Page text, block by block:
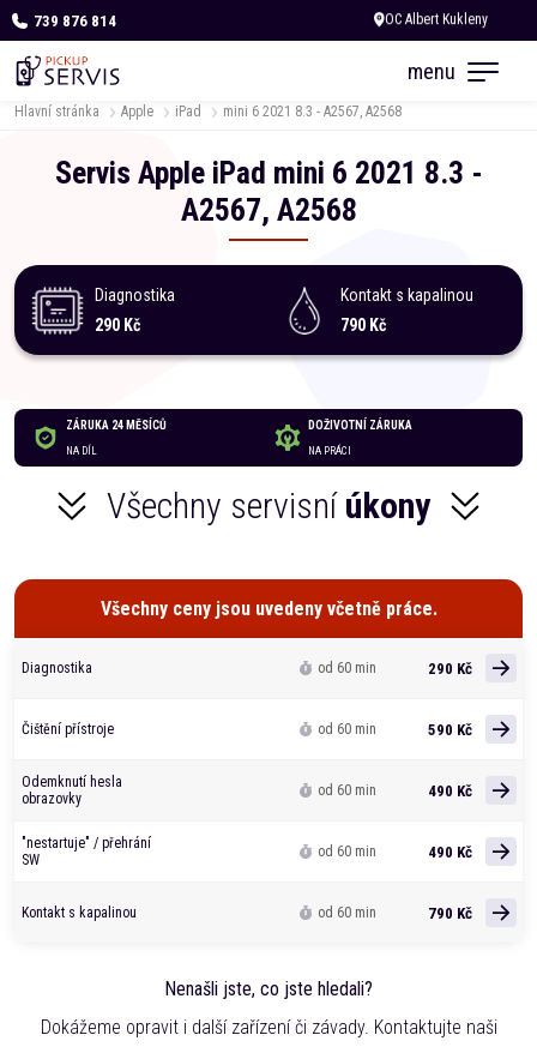
739 876 814
Dnes otevřeno do 18:00
menu
Hlavní stránka Apple iPad mini 6 2021 8.3 - A2567, A2568
Servis Apple iPad mini 6 2021 8.3 -
A2567, A2568
Diagnostika
290 Kč
Kontakt s kapalinou
790 Kč
ZÁRUKA 24 MĚSÍCŮ
NA DÍL
DOŽIVOTNÍ ZÁRUKA
NA PRÁCI
Všechny servisní úkony
Všechny ceny jsou uvedeny včetně práce.
Diagnostika od 60 min 290 Kč
Čištění přístroje od 60 min 590 Kč
Odemknutí hesla
obrazovky
od 60 min 490 Kč
"nestartuje" / přehrání
SW
od 60 min 490 Kč
Kontakt s kapalinou od 60 min 790 Kč
Nenašli jste, co jste hledali?
Dokážeme opravit i další zařízení či závady. Kontaktujte naši